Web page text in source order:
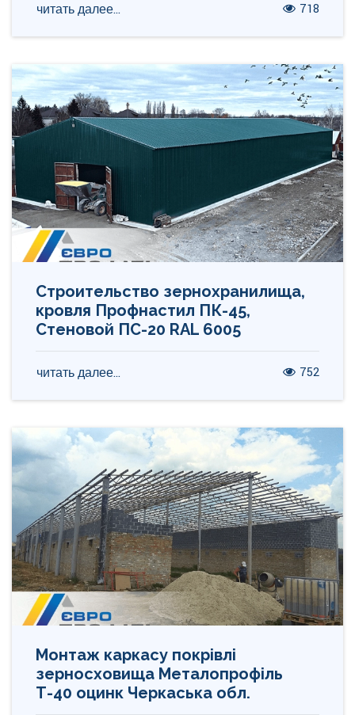
читать далее... 718
Строительство зернохранилища,
кровля Профнастил ПК-45,
Стеновой ПС-20 RAL 6005
читать далее... 752
Монтаж каркасу покрівлі
зерносховища Металопрофіль
Т-40 оцинк Черкаська обл.